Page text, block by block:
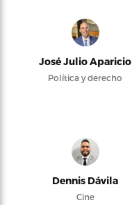
José Julio Aparicio
Política y derecho
Dennis Dávila
Cine